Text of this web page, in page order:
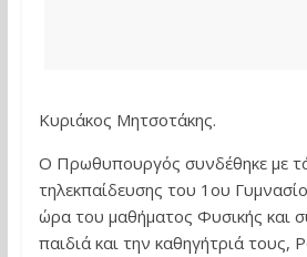
Κυριάκος Μητσοτάκης.
Ο Πρωθυπουργός συνδέθηκε με
τηλεκπαίδευσης του 1ου
ώρα του μαθήματος Φυσικής και
παιδιά και την καθηγήτριά τους,